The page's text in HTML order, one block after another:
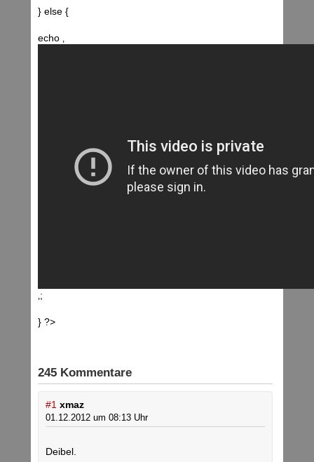
} else {
echo ‚
‚;
} ?>
245 Kommentare
#1 xmaz
01.12.2012 um 08:13 Uhr
Deibel.